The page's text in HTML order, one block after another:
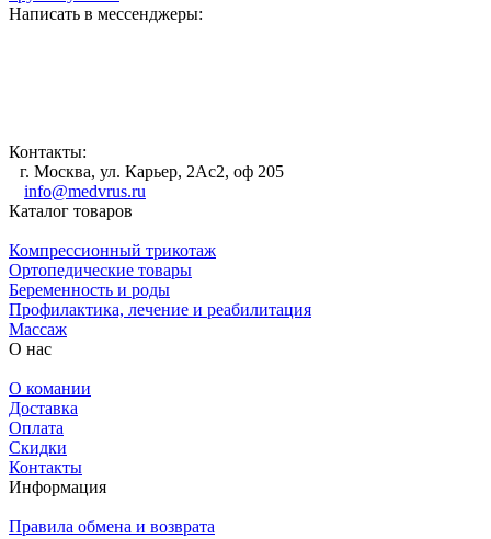
Написать в мессенджеры:
Контакты:
г. Москва, ул. Карьер, 2Ас2, оф 205
info@medvrus.ru
Каталог товаров
Компрессионный трикотаж
Ортопедические товары
Беременность и роды
Профилактика, лечение и реабилитация
Массаж
О нас
О комании
Доставка
Оплата
Скидки
Контакты
Информация
Правила обмена и возврата